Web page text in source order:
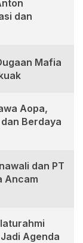
dan
Mafia
Aopa,
Berdaya
dan PT
Ancam
Agenda